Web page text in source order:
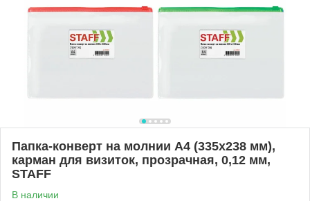
Папка-конверт на молнии А4 (335х238 мм),
карман для визиток, прозрачная, 0,12 мм,
STAFF
В наличии